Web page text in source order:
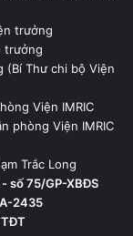
trưởng
trưởng
(Bí Thư chi bộ Viện
Viện IMRIC
phòng Viện IMRIC
Trắc Long
số 75/GP-XBĐS
2435